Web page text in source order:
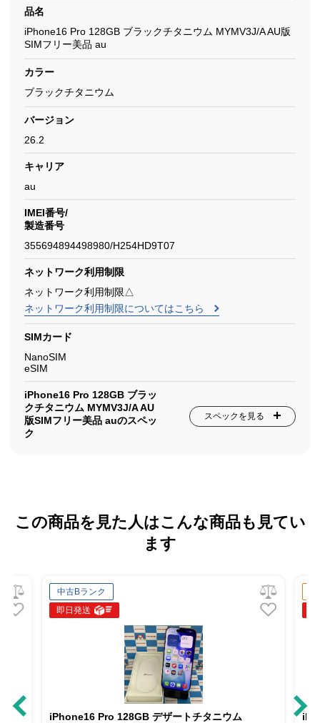
品名
iPhone16 Pro 128GB ブラックチタニウム MYMV3J/A AU版
SIMフリー美品 au
カラー
ブラックチタニウム
バージョン
26.2
キャリア
au
IMEI番号/
製造番号
355694894498980/H254HD9T07
ネットワーク利用制限
ネットワーク利用制限△
ネットワーク利用制限についてはこちら
SIMカード
NanoSIM
eSIM
iPhone16 Pro 128GB ブラッ
クチタニウム MYMV3J/A AU
版SIMフリー美品 auのスペッ
ク
スペックを見る
この商品を見た人はこんな商品も見てい
ます
中古Bランク
即日発送
iPhone16 Pro 128GB デザートチタニウム